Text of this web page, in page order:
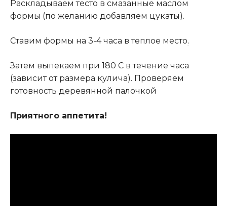
Раскладываем тесто в смазанные маслом
формы (по желанию добавляем цукаты).
Ставим формы на 3-4 часа в теплое место.
Затем выпекаем при 180 С в течение часа
(зависит от размера кулича). Проверяем
готовность деревянной палочкой
Приятного аппетита!